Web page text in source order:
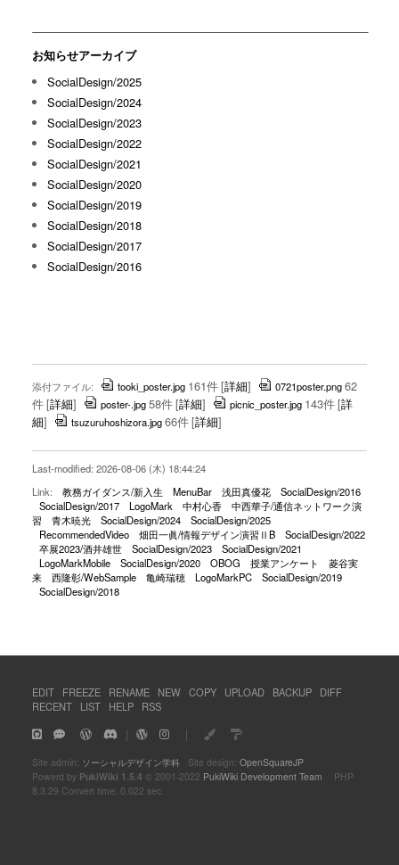
お知らせアーカイブ
SocialDesign/2025
SocialDesign/2024
SocialDesign/2023
SocialDesign/2022
SocialDesign/2021
SocialDesign/2020
SocialDesign/2019
SocialDesign/2018
SocialDesign/2017
SocialDesign/2016
添付ファイル: tooki_poster.jpg 161件[詳細] 0721poster.png62
件[詳細] poster-.jpg58件[詳細] picnic_poster.jpg 143件[詳
細] tsuzuruhoshizora.jpg66件[詳細]
Last-modified: 2026-08-06 (木) 18:44:24
Link:
教務ガイダンス/新入生 MenuBar 浅田真優花
SocialDesign/2016
SocialDesign/2017
LogoMark 中村心香
中西華子/通信ネットワーク演
習
青木暁光 SocialDesign/2024
SocialDesign/2025
RecommendedVideo
畑田一眞/情報デザイン演習ⅡB
SocialDesign/2022
卒展2023/酒井雄世
SocialDesign/2023
SocialDesign/2021
LogoMarkMobile
SocialDesign/2020 OBOG 授業アンケート
菱谷実
来
西隆彰/WebSample 亀崎瑞穂 LogoMarkPC
SocialDesign/2019
SocialDesign/2018
EDIT FREEZE RENAME NEW COPY UPLOAD BACKUP
DIFF
RECENT
LIST HELP RSS
｜ ｜
Site admin: ソーシャルデザイン学科Site design: OpenSquareJP
Powerd by PukiWiki 1.5.4 © 2001-2022 PukiWiki Development Team PHP
8.3.29 Convert time: 0.022 sec.